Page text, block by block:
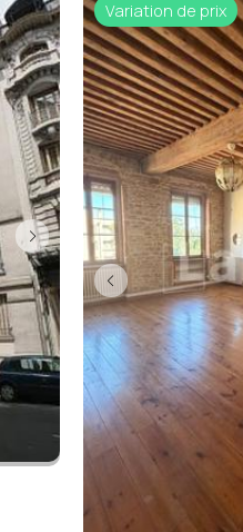
Variation de prix